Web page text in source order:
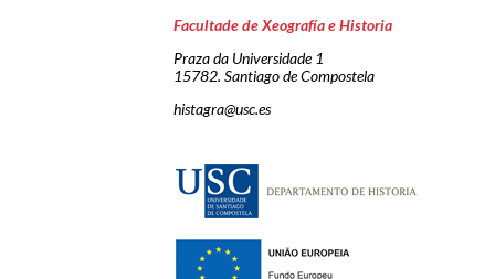
Facultade de Xeografía e Historia
Praza da Universidade 1
15782. Santiago de Compostela
histagra@usc.es